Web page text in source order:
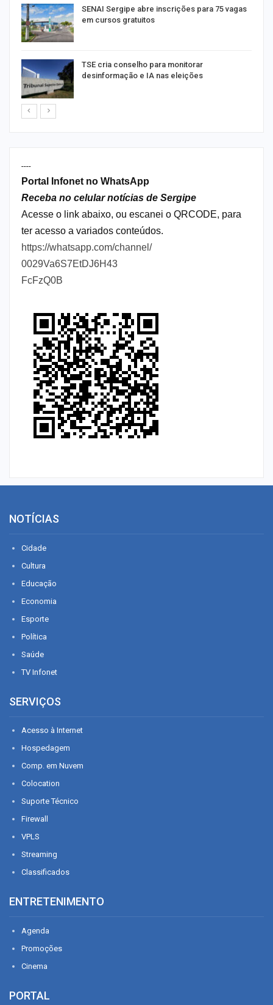
SENAI Sergipe abre inscrições para 75 vagas
em cursos gratuitos
TSE cria conselho para monitorar
desinformação e IA nas eleições
----
Portal Infonet no WhatsApp
Receba no celular notícias de Sergipe
Acesse o link abaixo, ou escanei o QRCODE, para
ter acesso a variados conteúdos.
https://whatsapp.com/channel/
0029Va6S7EtDJ6H43
FcFzQ0B
NOTÍCIAS
Cidade
Cultura
Educação
Economia
Esporte
Política
Saúde
TV Infonet
SERVIÇOS
Acesso à Internet
Hospedagem
Comp. em Nuvem
Colocation
Suporte Técnico
Firewall
VPLS
Streaming
Classificados
ENTRETENIMENTO
Agenda
Promoções
Cinema
PORTAL